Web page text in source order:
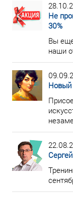
Не
30%
Вы
наши
Новый